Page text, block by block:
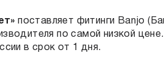
» поставляет фитинги Banjo
по самой низкой
в срок от 1 дня.